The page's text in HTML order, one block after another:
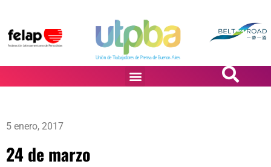
5 enero, 2017
24 de marzo